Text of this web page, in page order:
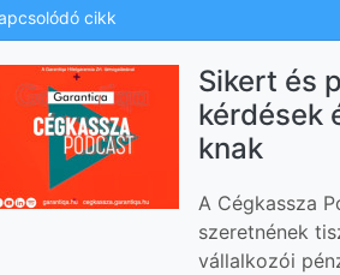
cikk
Sikert és
kérdések
knak
A Cégkassza
szeretnének
vállalkozói